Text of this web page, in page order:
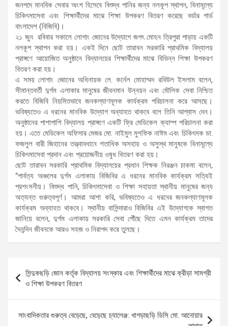
জনপদে মানবিক সেবার অংশ হিসেবে বিশুদ্ধ পানির জন্য নলকূপ স্থাপন, বিনামূল্যে
চিকিৎসাসেবা এবং শিক্ষার্থীদের মাঝে শিক্ষা উপকরণ বিতরণ করেছে বর্ডার গার্ড
বাংলাদেশ (বিজিবি)।
২১ জুন রবিবার সকালে লোগাং জোনের উদ্যোগে জগৎ মোহন ত্রিপুরা পাড়ায় একটি
নলকূপ স্থাপন করা হয়। একই দিনে ছোট তারাবন সরকারি প্রাথমিক বিদ্যালয়
প্রাঙ্গণে আয়োজিত অনুষ্ঠানে বিদ্যালয়ের শিক্ষার্থীদের মাঝে বিভিন্ন শিক্ষা উপকরণ
বিতরণ করা হয়।
এ সময় লোগাং জোনের অধিনায়ক লে. কর্নেল মোহাম্মদ রবিউল ইসলাম বলেন,
সীমান্তবর্তী দুর্গম এলাকার মানুষের জীবনমান উন্নয়ন এবং মৌলিক সেবা নিশ্চিত
করতে বিজিবি নিয়মিতভাবে জনকল্যাণমূলক কার্যক্রম পরিচালনা করে আসছে।
ভবিষ্যতেও এ ধরনের মানবিক উদ্যোগ অব্যাহত থাকবে বলে তিনি আশ্বাস দেন।
অনুষ্ঠানের পাশাপাশি বিদ্যালয় প্রাঙ্গণে একটি ফ্রি মেডিকেল ক্যাম্প পরিচালনা করা
হয়। এতে মেডিকেল অফিসার মেজর মো. নাইমুল মুশফিক নাঈম এবং চিকিৎসক ডা.
ফজলুল বারী জিহানের তত্ত্বাবধানে শতাধিক অসহায় ও অসুস্থ মানুষকে বিনামূল্যে
চিকিৎসাসেবা প্রদান এবং প্রয়োজনীয় ওষুধ বিতরণ করা হয়।
ছোট তারাবন সরকারি প্রাথমিক বিদ্যালয়ের প্রধান শিক্ষক নিরঞ্জন চাকমা বলেন,
“পার্বত্য অঞ্চলের দুর্গম এলাকায় বিজিবির এ ধরনের মানবিক কার্যক্রম সত্যিই
প্রশংসনীয়। বিশুদ্ধ পানি, চিকিৎসাসেবা ও শিক্ষা সহায়তা স্থানীয় মানুষের জন্য
অত্যন্ত গুরুত্বপূর্ণ। আমরা আশা করি, ভবিষ্যতেও এ ধরনের জনকল্যাণমূলক
কার্যক্রম অব্যাহত থাকবে। স্থানীয় বাসিন্দারাও বিজিবির এই উদ্যোগকে স্বাগত
জানিয়ে বলেন, দুর্গম এলাকায় সরকারি সেবা পৌঁছে দিতে এমন কার্যক্রম তাদের
দৈনন্দিন জীবনকে আরও সহজ ও নিরাপদ করে তুলছে।
navigation
সিন্দুকছড়ি জোন কর্তৃক বিদ্যালয় সংস্কার এবং শিক্ষার্থীদের মাঝে ক্রীড়া সামগ্রী
ও শিক্ষা উপকরণ বিতরণ
সাংবাদিকতার গুরুত্ব বেড়েছে, বেড়েছে চ্যালেঞ্জ: খাগড়াছড়ি ডিসি মো. আনোয়ার